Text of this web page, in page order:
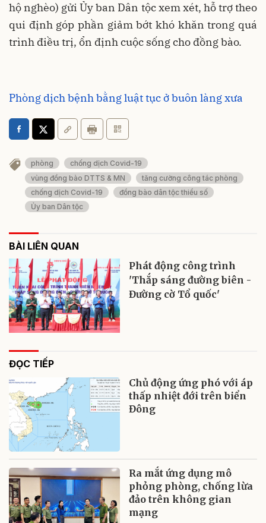
hộ nghèo) gửi Ủy ban Dân tộc xem xét, hỗ trợ theo
qui định góp phần giảm bớt khó khăn trong quá
trình điều trị, ổn định cuộc sống cho đồng bào.
Phòng dịch bệnh bằng luật tục ở buôn làng xưa
phòng
chống dịch Covid-19
vùng đồng bào DTTS & MN
tăng cường công tác phòng
chống dịch Covid-19
đồng bào dân tộc thiểu số
Ủy ban Dân tộc
BÀI LIÊN QUAN
Phát động công trình
'Thắp sáng đường biên -
Đường cờ Tổ quốc'
ĐỌC TIẾP
Chủ động ứng phó với áp
thấp nhiệt đới trên biển
Đông
Ra mắt ứng dụng mô
phỏng phòng, chống lừa
đảo trên không gian
mạng